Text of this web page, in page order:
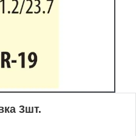
3шт.